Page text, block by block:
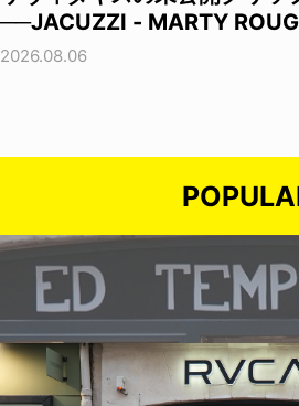
──JACUZZI - MARTY
2026.08.06